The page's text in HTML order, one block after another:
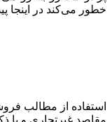
خطور می‌کند در اینجا
استفاده از مطالب
مقاصد غیرتجاری و با